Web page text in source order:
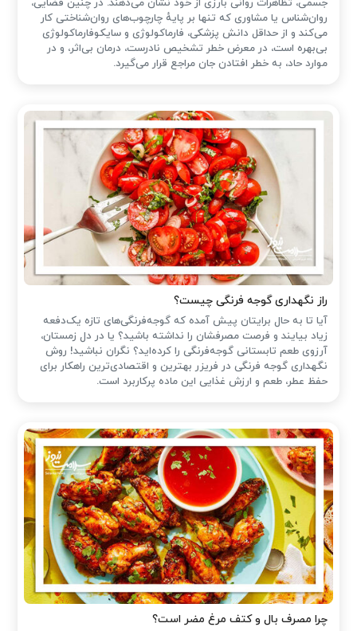
جسمی، تظاهرات روانی بارزی از خود نشان می‌دهند. در چنین فضایی،
روان‌شناس یا مشاوری که تنها بر پایهٔ چارچوب‌های روان‌شناختی کار
می‌کند و از حداقل دانش پزشکی، فارماکولوژی و سایکوفارماکولوژی
بی‌بهره است، در معرض خطر تشخیص نادرست، درمان بی‌اثر، و در
موارد حاد، به خطر افتادن جان مراجع قرار می‌گیرد.
راز نگهداری گوجه فرنگی چیست؟
آیا تا به حال برایتان پیش آمده که گوجه‌فرنگی‌های تازه یک‌دفعه
زیاد بیایند و فرصت مصرفشان را نداشته باشید؟ یا در دل زمستان،
آرزوی طعم تابستانی گوجه‌فرنگی را کرده‌اید؟ نگران نباشید! روش
نگهداری گوجه فرنگی در فریزر بهترین و اقتصادی‌ترین راهکار برای
حفظ عطر، طعم و ارزش غذایی این ماده پرکاربرد است.
چرا مصرف بال و کتف مرغ مضر است؟